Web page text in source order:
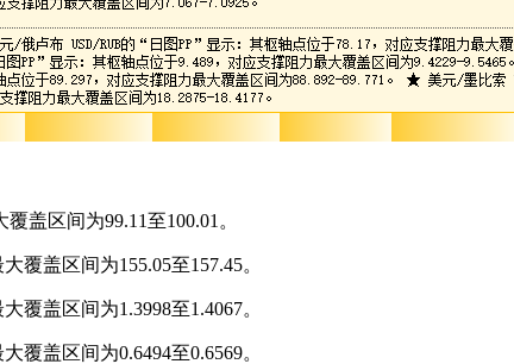
盖区间为99.11至100.01。
覆盖区间为155.05至157.45。
覆盖区间为1.3998至1.4067。
覆盖区间为0.6494至0.6569。